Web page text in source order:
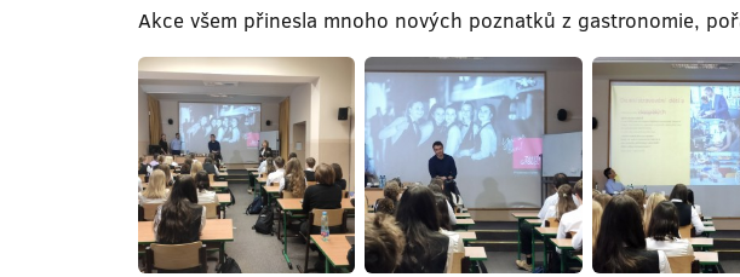
Akce všem přinesla mnoho nových poznatků z gastronomie,